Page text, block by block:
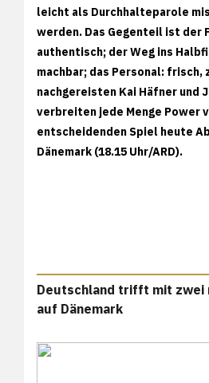
leicht als Durchhalteparole
werden. Das Gegenteil ist der
authentisch; der Weg ins
machbar; das Personal: frisch,
nachgereisten Kai Häfner und
verbreiten jede Menge Power
entscheidenden Spiel heute
Dänemark (18.15 Uhr/ARD).
Deutschland trifft mit zwei
auf Dänemark